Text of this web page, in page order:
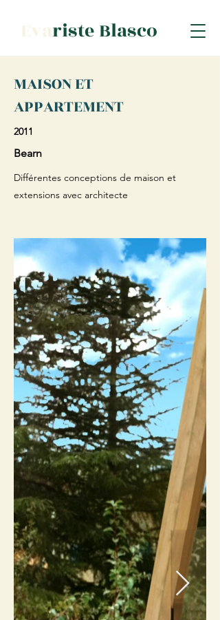
Evariste Blasco
MAISON ET
APPARTEMENT
2011
Bearn
Différentes conceptions de maison et
extensions avec architecte